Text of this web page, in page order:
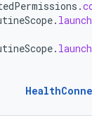
.
. launch
. launch